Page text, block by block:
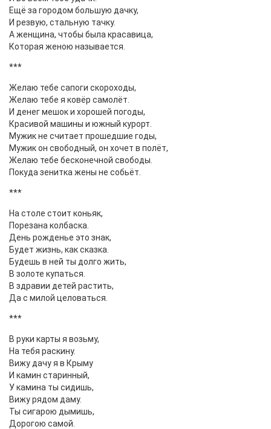
Ещё за городом большую дачку,
И резвую, стальную тачку.
А женщина, чтобы была красавица,
Которая женою называется.
***
Желаю тебе сапоги скороходы,
Желаю тебе я ковёр самолёт.
И денег мешок и хорошей погоды,
Красивой машины и южный курорт.
Мужик не считает прошедшие годы,
Мужик он свободный, он хочет в полёт,
Желаю тебе бесконечной свободы.
Покуда зенитка жены не собьёт.
***
На столе стоит коньяк,
Порезана колбаска.
День рожденье это знак,
Будет жизнь, как сказка.
Будешь в ней ты долго жить,
В золоте купаться.
В здравии детей растить,
Да с милой целоваться.
***
В руки карты я возьму,
На тебя раскину.
Вижу дачу я в Крыму
И камин старинный,
У камина ты сидишь,
Вижу рядом даму.
Ты сигарою дымишь,
Дорогою самой.